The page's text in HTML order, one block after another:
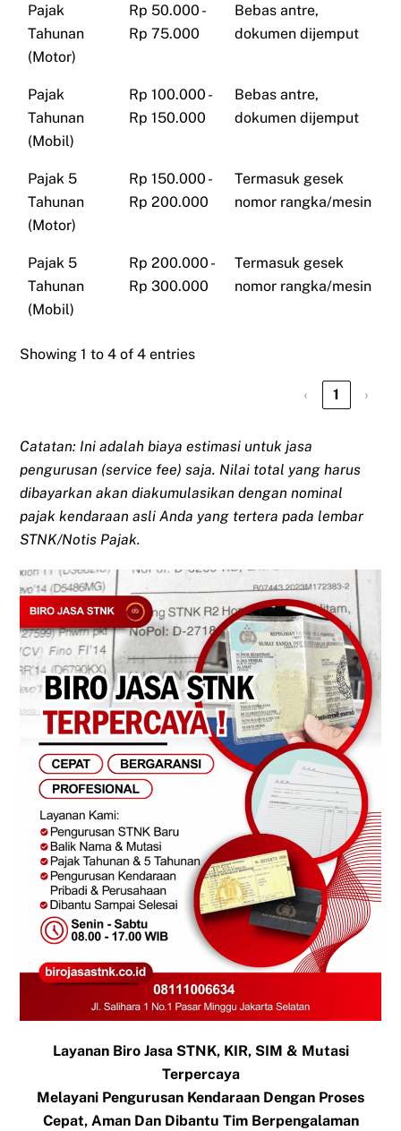
Pajak
Tahunan
(Motor)
Rp 50.000 -
Rp 75.000
Bebas antre,
dokumen dijemput
Pajak
Tahunan
(Mobil)
Rp 100.000 -
Rp 150.000
Bebas antre,
dokumen dijemput
Pajak 5
Tahunan
(Motor)
Rp 150.000 -
Rp 200.000
Termasuk gesek
nomor rangka/mesin
Pajak 5
Tahunan
(Mobil)
Rp 200.000 -
Rp 300.000
Termasuk gesek
nomor rangka/mesin
Showing 1 to 4 of 4 entries
‹ 1 ›
Catatan: Ini adalah biaya estimasi untuk jasa
pengurusan (service fee) saja. Nilai total yang harus
dibayarkan akan diakumulasikan dengan nominal
pajak kendaraan asli Anda yang tertera pada lembar
STNK/Notis Pajak.
Layanan Biro Jasa STNK, KIR, SIM & Mutasi
Terpercaya
Melayani Pengurusan Kendaraan Dengan Proses
Cepat, Aman Dan Dibantu Tim Berpengalaman